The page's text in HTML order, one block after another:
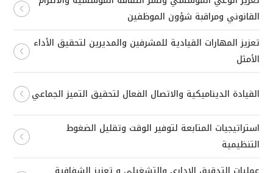
القانوني ومراقبة شؤون الموظفين
تعزيز المهارات القيادية للمشرفين والمديرين لتحقيق الأداء
الأمثل
القيادة الديناميكية والاتصال الفعال لتحقيق التميز الجماعي
استراتيجيات المتابعة لتوفير الوقت وتقليل الضغوط
التنظيمية